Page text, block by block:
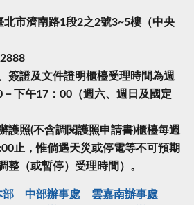
市濟南路1段2之2號3~5樓（中央
簽證及文件證明櫃檯受理時間為週
下午17：00（週六、週日及國定
護照(不含調閱護照申請書)櫃檯每週
止，惟倘遇天災或停電等不可預期
整（或暫停）受理時間）。
部 中部辦事處
雲嘉南辦事處